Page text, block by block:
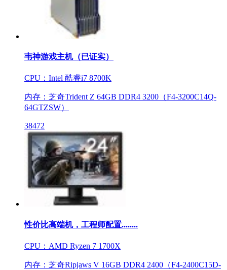
韦神游戏主机（已证实）
CPU：Intel 酷睿i7 8700K
内存：芝奇Trident Z 64GB DDR4 3200（F4-3200C14Q-
64GTZSW）
38472
性价比高端机，工程师配置........
CPU：AMD Ryzen 7 1700X
内存：芝奇Ripjaws V 16GB DDR4 2400（F4-2400C15D-